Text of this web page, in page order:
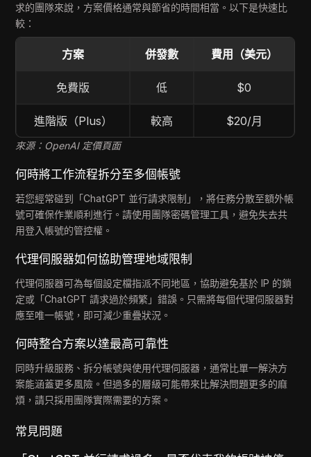
求的團隊來說，方案價格通常與節省的時間相當。以下是快速比
較：
方案 併發數 費用（美元）
免費版 低 $0
進階版（Plus） 較高 $20/月
來源：OpenAI 定價頁面
何時將工作流程拆分至多個帳號
若您經常碰到「ChatGPT 並行請求限制」，將任務分散至額外帳
號可確保作業順利進行。請使用團隊密碼管理工具，避免失去共
用登入帳號的管控權。
代理伺服器如何協助管理地域限制
代理伺服器可為每個設定檔指派不同地區，協助避免基於 IP 的鎖
定或「ChatGPT 請求過於頻繁」錯誤。只需將每個代理伺服器對
應至唯一帳號，即可減少重疊狀況。
何時整合方案以達最高可靠性
同時升級服務、拆分帳號與使用代理伺服器，通常比單一解決方
案能涵蓋更多風險。但過多的層級可能帶來比解決問題更多的麻
煩，請只採用團隊實際需要的方案。
常見問題